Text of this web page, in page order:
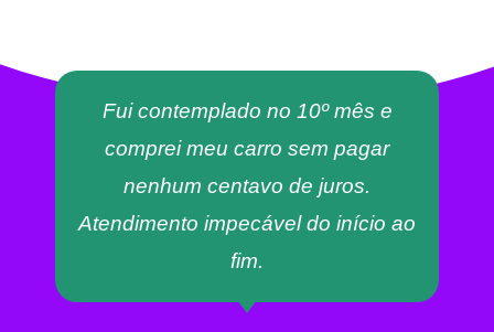
Fui contemplado no 10º mês e
comprei meu carro sem pagar
nenhum centavo de juros.
Atendimento impecável do início ao
fim.